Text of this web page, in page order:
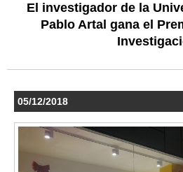
El investigador de la
Pablo Artal gana el
05/12/2018